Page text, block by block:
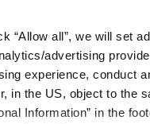
“Allow all”, we will set
advertising
experience, conduct
in the US, object to the
Information” in the